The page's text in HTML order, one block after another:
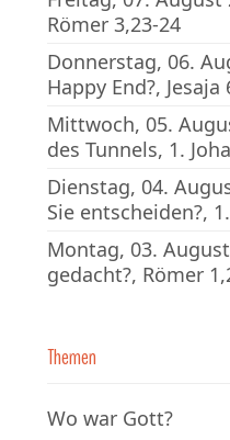
Römer 3,23-24
Donnerstag, 06.
Happy End?, Jesaja
Mittwoch, 05.
des Tunnels, 1.
Dienstag, 04.
Sie entscheiden?,
Montag, 03.
gedacht?, Römer
Themen
Wo war Gott?